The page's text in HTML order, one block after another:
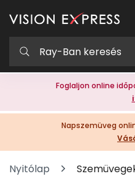
Foglaljon online
Napszemüveg
Nyitólap